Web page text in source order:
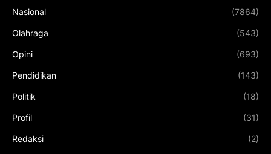
Nasional (7864)
Olahraga (543)
Opini (693)
Pendidikan (143)
Politik (18)
Profil (31)
Redaksi (2)